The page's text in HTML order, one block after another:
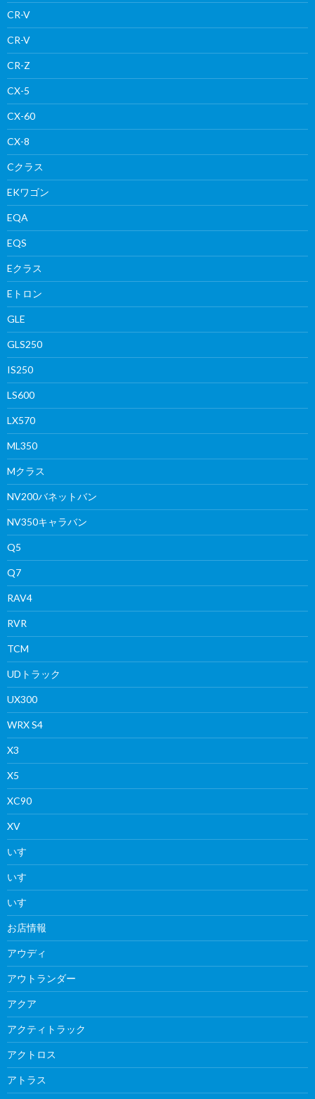
CR-V
CR-V
CR-Z
CX-5
CX-60
CX-8
Cクラス
EKワゴン
EQA
EQS
Eクラス
Eトロン
GLE
GLS250
IS250
LS600
LX570
ML350
Mクラス
NV200バネットバン
NV350キャラバン
Q5
Q7
RAV4
RVR
TCM
UDトラック
UX300
WRX S4
X3
X5
XC90
XV
いすゞ
いすゞ
いすゞ
お店情報
アウディ
アウトランダー
アクア
アクティトラック
アクトロス
アトラス